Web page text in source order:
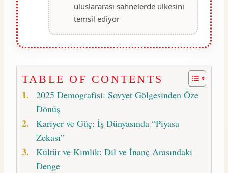
uluslararası sahnelerde ülkesini
temsil ediyor
TABLE OF CONTENTS
2025 Demografisi: Sovyet Gölgesinden Öze
Dönüş
Kariyer ve Güç: İş Dünyasında “Piyasa
Zekası”
Kültür ve Kimlik: Dil ve İnanç Arasındaki
Denge